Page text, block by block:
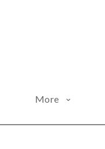
More